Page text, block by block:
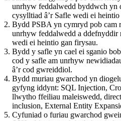
unrhyw feddalwedd byddwch yn
cysylltiad â’r Safle wedi ei
Bydd PSBA yn cymryd pob cam
unrhyw feddalwedd a ddefnyddir
wedi ei heintio gan firysau.
Bydd y safle yn cael ei sganio
cod y safle am unrhyw
â’r cod gwreiddiol.
Bydd muriau gwarchod yn
gyfyng iddynt: SQL Injection,
llwytho ffeiliau maleiswedd,
inclusion, External Entity
Cyfuniad o furiau gwarchod